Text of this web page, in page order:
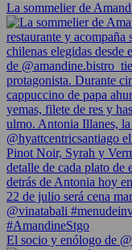
La sommelier de
El socio y enólogo de